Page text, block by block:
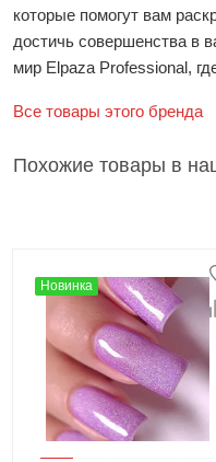
которые помогут вам
достичь совершенства в
мир Elpaza Professional,
Все товары этого бренда
Похожие товары в
Новинка